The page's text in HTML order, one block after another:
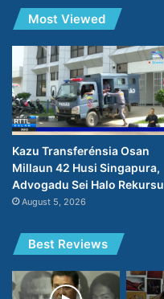
Most Viewed
Kazu Transferénsia Osan
Millaun 42 Husi Singapura,
Advogadu Sei Halo Rekursu
August 5, 2026
Best Reviews